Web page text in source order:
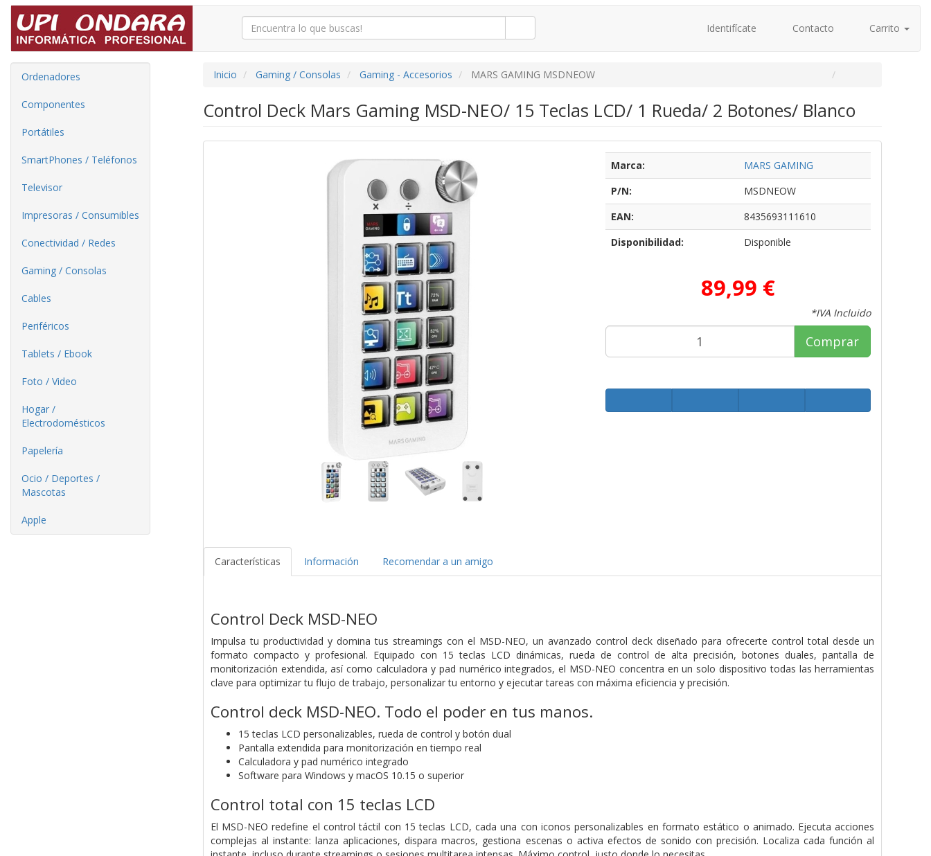
Identifícate Contacto Carrito
Ordenadores
Componentes
Portátiles
SmartPhones / Teléfonos
Televisor
Impresoras / Consumibles
Conectividad / Redes
Gaming / Consolas
Cables
Periféricos
Tablets / Ebook
Foto / Video
Hogar /
Electrodomésticos
Papelería
Ocio / Deportes /
Mascotas
Apple
Inicio Gaming / Consolas Gaming - Accesorios MARS GAMING MSDNEOW
Control Deck Mars Gaming MSD-NEO/ 15 Teclas LCD/ 1 Rueda/ 2 Botones/ Blanco
Marca:
MARS GAMING
P/N:
MSDNEOW
EAN:
8435693111610
Disponibilidad:
Disponible
89,99 €
*IVA Incluido
Comprar
Características Información Recomendar a un amigo
Control Deck MSD-NEO
Impulsa tu productividad y domina tus streamings con el MSD-NEO, un avanzado control deck diseñado para ofrecerte control total desde un
formato compacto y profesional. Equipado con 15 teclas LCD dinámicas, rueda de control de alta precisión, botones duales, pantalla de
monitorización extendida, así como calculadora y pad numérico integrados, el MSD-NEO concentra en un solo dispositivo todas las herramientas
clave para optimizar tu flujo de trabajo, personalizar tu entorno y ejecutar tareas con máxima eficiencia y precisión.
Control deck MSD-NEO. Todo el poder en tus manos.
15 teclas LCD personalizables, rueda de control y botón dual
Pantalla extendida para monitorización en tiempo real
Calculadora y pad numérico integrado
Software para Windows y macOS 10.15 o superior
Control total con 15 teclas LCD
El MSD-NEO redefine el control táctil con 15 teclas LCD, cada una con iconos personalizables en formato estático o animado. Ejecuta acciones
complejas al instante: lanza aplicaciones, dispara macros, gestiona escenas o activa efectos de sonido con precisión. Localiza cada función al